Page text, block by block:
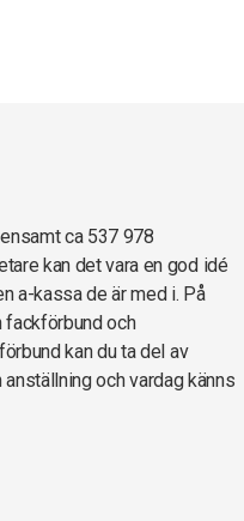
ca 537 978
kan det vara en god idé
a-kassa de är med i. På
fackförbund och
kan du ta del av
och vardag känns